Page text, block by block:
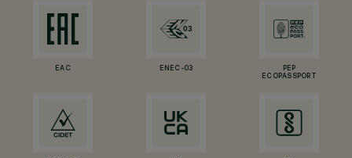
EAC ENEC-03
PEP
ECOPASSPORT